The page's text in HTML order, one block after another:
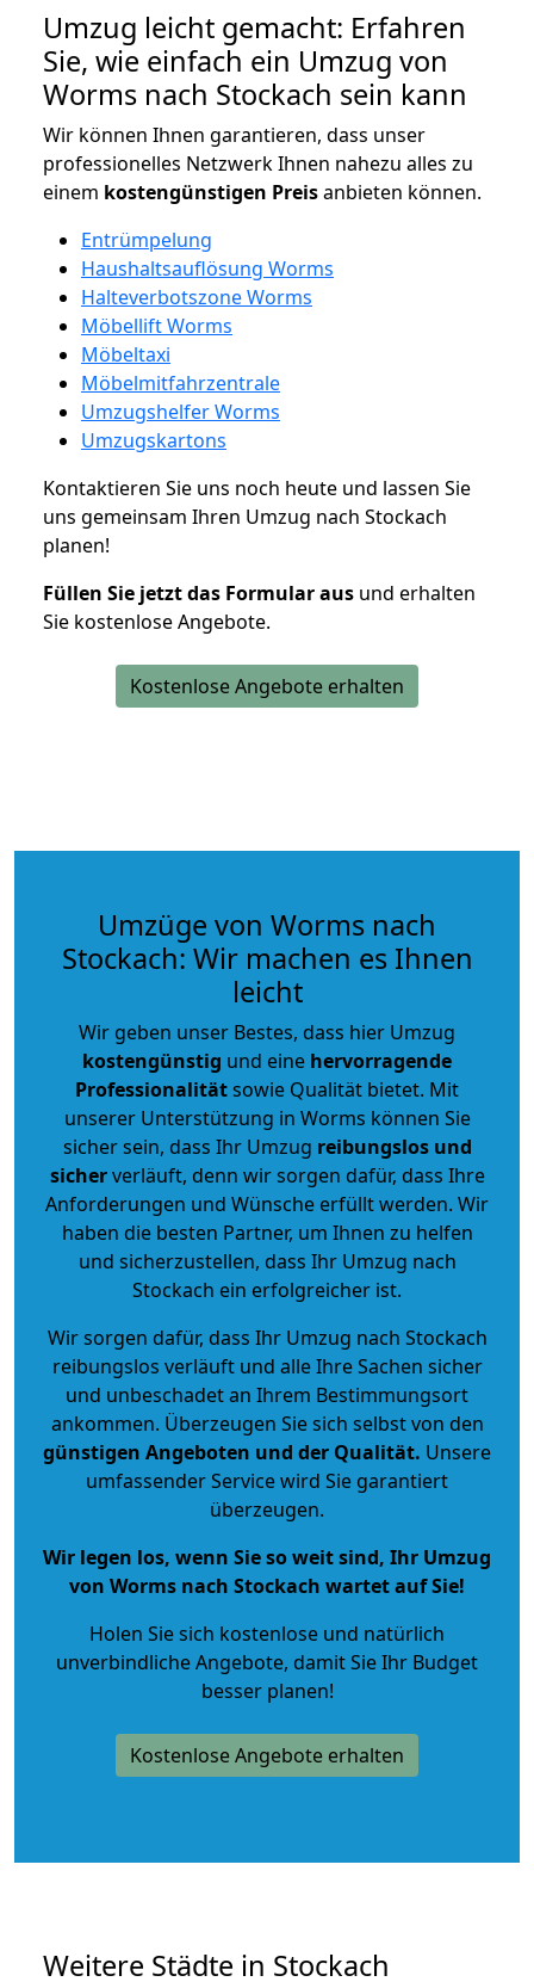
Umzug leicht gemacht: Erfahren
Sie, wie einfach ein Umzug von
Worms nach Stockach sein kann
Wir können Ihnen garantieren, dass unser
professionelles Netzwerk Ihnen nahezu alles zu
einem kostengünstigen Preisanbieten können.
Entrümpelung
Haushaltsauflösung Worms
Halteverbotszone Worms
Möbellift Worms
Möbeltaxi
Möbelmitfahrzentrale
Umzugshelfer Worms
Umzugskartons
Kontaktieren Sie uns noch heute und lassen Sie
uns gemeinsam Ihren Umzug nach Stockach
planen!
Füllen Sie jetzt das Formular aus und erhalten
Sie kostenlose Angebote.
Kostenlose Angebote erhalten
Umzüge von Worms nach
Stockach: Wir machen es Ihnen
leicht
Wir geben unser Bestes, dass hier Umzug
kostengünstig und eine hervorragende
Professionalitätsowie Qualität bietet. Mit
unserer Unterstützung in Worms können Sie
sicher sein, dass Ihr Umzug reibungslos und
sicherverläuft, denn wir sorgen dafür, dass Ihre
Anforderungen und Wünsche erfüllt werden. Wir
haben die besten Partner, um Ihnen zu helfen
und sicherzustellen, dass Ihr Umzug nach
Stockach ein erfolgreicher ist.
Wir sorgen dafür, dass Ihr Umzug nach Stockach
reibungslos verläuft und alle Ihre Sachen sicher
und unbeschadet an Ihrem Bestimmungsort
ankommen. Überzeugen Sie sich selbst von den
günstigen Angeboten und der Qualität. Unsere
umfassender Service wird Sie garantiert
überzeugen.
Wir legen los, wenn Sie so weit sind, Ihr Umzug
von Worms nach Stockach wartet auf Sie!
Holen Sie sich kostenlose und natürlich
unverbindliche Angebote, damit Sie Ihr Budget
besser planen!
Kostenlose Angebote erhalten
Weitere Städte in Stockach